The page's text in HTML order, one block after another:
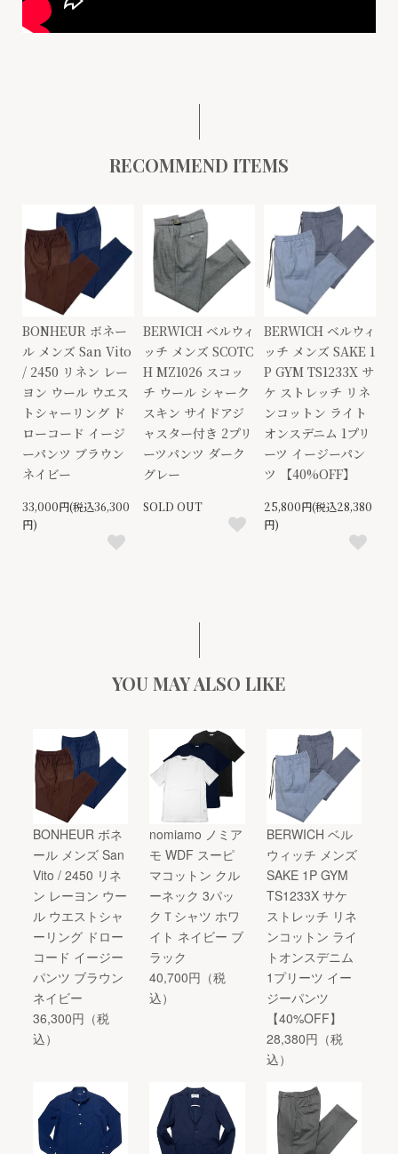
RECOMMEND ITEMS
BONHEUR ボネー
ル メンズ San Vito
/ 2450 リネン レー
ヨン ウール ウエス
トシャーリング ド
ローコード イージ
ーパンツ ブラウン
ネイビー
33,000円(税込36,300
円)
BERWICH ベルウィ
ッチ メンズ SCOTC
H MZ1026 スコッ
チ ウール シャーク
スキン サイドアジ
ャスター付き 2プリ
ーツパンツ ダーク
グレー
SOLD OUT
BERWICH ベルウィ
ッチ メンズ SAKE 1
P GYM TS1233X サ
ケ ストレッチ リネ
ンコットン ライト
オンスデニム 1プリ
ーツ イージーパン
ツ 【40%OFF】
25,800円(税込28,380
円)
YOU MAY ALSO LIKE
BONHEUR ボネ
ール メンズ San
Vito / 2450 リネ
ン レーヨン ウー
ル ウエストシャ
ーリング ドロー
コード イージー
パンツ ブラウン
ネイビー
36,300円（税
込）
nomiamo ノミア
モ WDF スーピ
マコットン クル
ーネック 3パッ
クＴシャツ ホワ
イト ネイビー ブ
ラック
40,700円（税
込）
BERWICH ベル
ウィッチ メンズ
SAKE 1P GYM
TS1233X サケ
ストレッチ リネ
ンコットン ライ
トオンスデニム
1プリーツ イー
ジーパンツ
【40%OFF】
28,380円（税
込）